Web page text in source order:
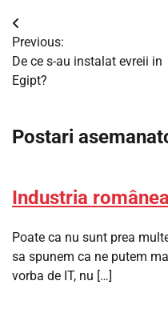
Navigare
în
articole
Previous:
De ce s-au instalat evreii in
Egipt?
Postari
Industria
Poate ca nu sunt prea
sa spunem ca ne putem
vorba de IT, nu […]